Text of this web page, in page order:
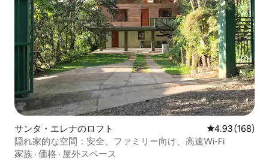
サンタ・エレナのロフト レビュー168
4.93 (168)
隠れ家的な空間：安全、ファミリー向け、高速Wi-Fi
家族 · 価格 · 屋外スペース